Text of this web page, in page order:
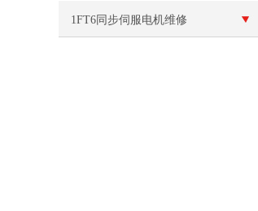
1FT6同步伺服电机维修